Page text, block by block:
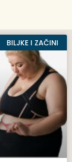
BILJKE I ZAČINI